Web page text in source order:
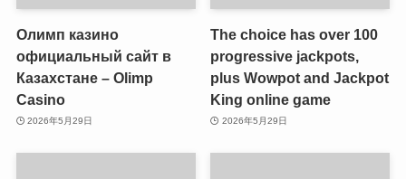
Олимп казино
официальный сайт в
Казахстане – Olimp
Casino
2026年5月29日
The choice has over 100
progressive jackpots,
plus Wowpot and Jackpot
King online game
2026年5月29日